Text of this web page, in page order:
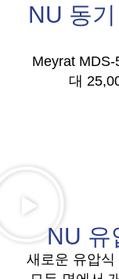
NU 동
Meyrat MDS-
대
NU 유
새로운 유압